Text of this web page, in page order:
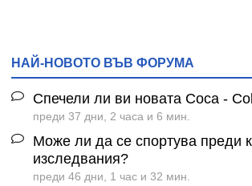
НАЙ-НОВОТО ВЪВ ФОРУМА
Спечели ли ви новата Coca -
преди 37 дни, 2 часа и 6 мин.
Може ли да се спортува преди
изследвания?
преди 46 дни, 1 час и 32 мин.